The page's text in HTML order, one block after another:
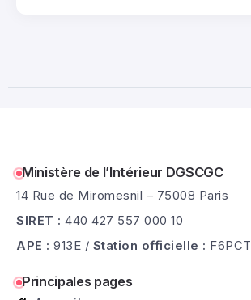
Ministère de l’Intérieur DGSCGC
14 Rue de Miromesnil – 75008 Paris
SIRET : 440 427 557 000 10
APE : 913E / Station officielle : F6PCT
Principales pages